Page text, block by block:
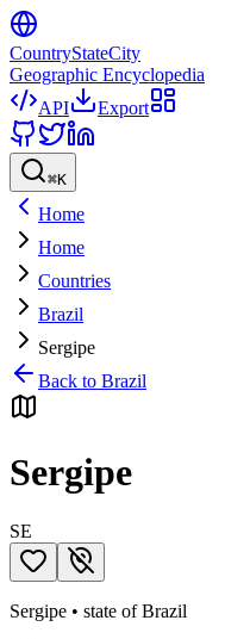
CountryStateCity
Geographic Encyclopedia
API
Export
⌘K
Home
Home
Countries
Brazil
Sergipe
Back to Brazil
Sergipe
SE
Sergipe • state ofBrazil